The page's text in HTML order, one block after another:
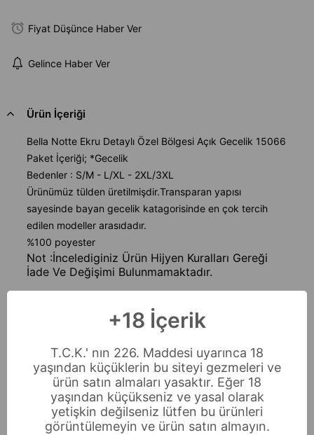
Fiyat Düşünce Haber Ver
Gelince Haber Ver
Ürün İçeriği
Bella Notte Ekru Detaylı Özel Bölgesi Açık Gecelik 15066
Paket İçeriği; *Gecelik
Bedenler : S/M - L/XL - 2XL/3XL
Ürünümüz tülden üretilmişdir.Transparan yapısı
sayesinde bayan gecelik katagorisinde en çok tercih
edilen modeller arasıdadır.
%100 poyester
Not :İncelediginiz Ürün Hijyen Kuralları Gereği
İade Ve Değişimi Bulunmamaktadır.
Sıkça Sorulan Sorular
İade & Değişim
Benzer Ürünler
Ücretsiz Kargo
+18 İçerik
T.C.K.' nın 226. Maddesi uyarınca 18
yaşından küçüklerin bu siteyi gezmeleri ve
ürün satın almaları yasaktır. Eğer 18
yaşından küçükseniz ve yasal olarak
yetişkin değilseniz lütfen bu ürünleri
görüntülemeyin ve ürün satın almayın.